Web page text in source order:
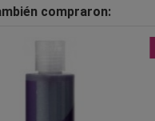
compraron: